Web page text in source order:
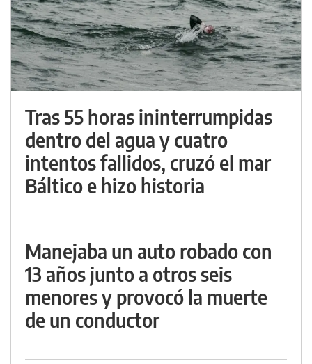
Tras 55 horas ininterrumpidas
dentro del agua y cuatro
intentos fallidos, cruzó el mar
Báltico e hizo historia
Manejaba un auto robado con
13 años junto a otros seis
menores y provocó la muerte
de un conductor